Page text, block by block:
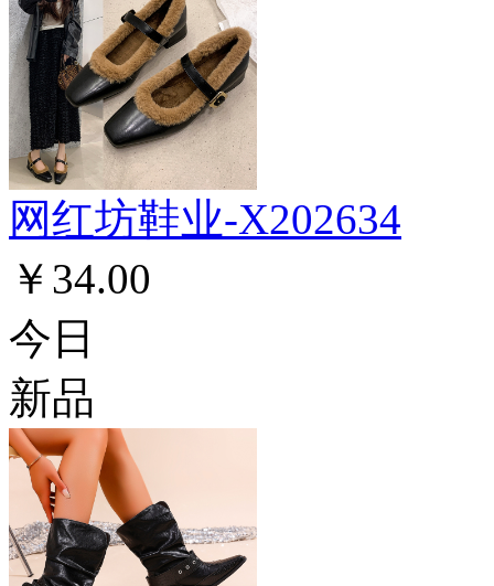
网红坊鞋业-X202634
￥34.00
今日
新品